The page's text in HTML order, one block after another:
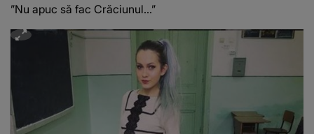
”Nu apuc să fac Crăciunul...”